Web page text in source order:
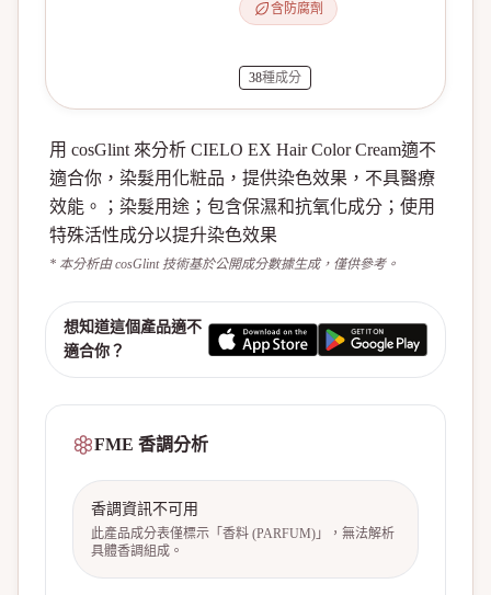
含防腐劑
38種成分
用 cosGlint 來分析 CIELO EX Hair Color Cream適不
適合你，染髮用化粧品，提供染色效果，不具醫療
效能。；染髮用途；包含保濕和抗氧化成分；使用
特殊活性成分以提升染色效果
* 本分析由 cosGlint 技術基於公開成分數據生成，僅供參考。
想知道這個產品適不
適合你？
FME 香調分析
香調資訊不可用
此產品成分表僅標示「香料 (PARFUM)」，無法解析
具體香調組成。